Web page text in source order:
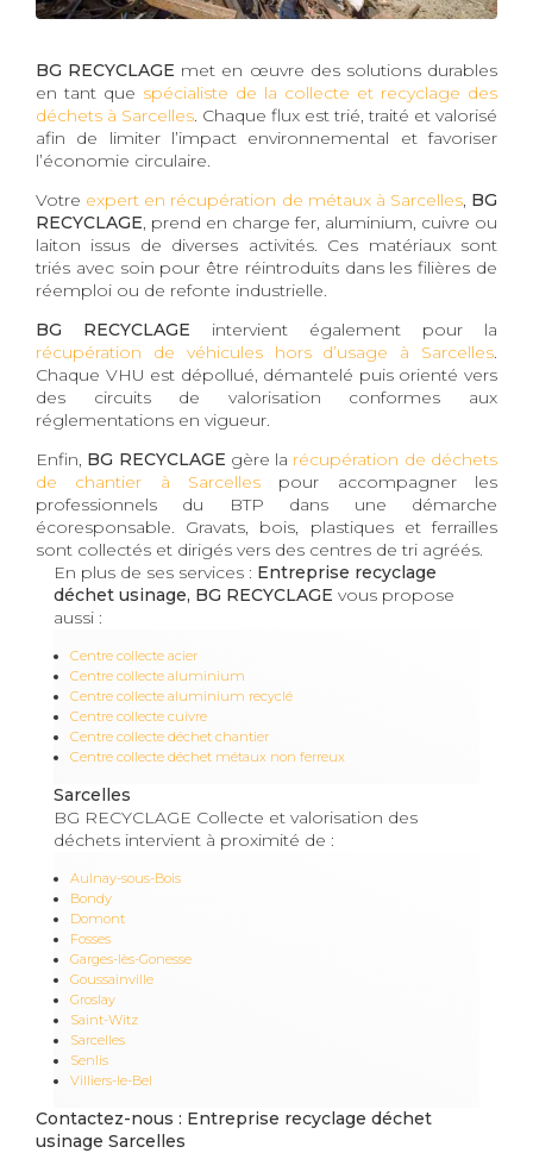
BG RECYCLAGE met en œuvre des solutions durables
en tant que spécialiste de la collecte et recyclage des
déchets à Sarcelles. Chaque flux est trié, traité et valorisé
afin de limiter l’impact environnemental et favoriser
l’économie circulaire.
Votre expert en récupération de métaux à Sarcelles, BG
RECYCLAGE, prend en charge fer, aluminium, cuivre ou
laiton issus de diverses activités. Ces matériaux sont
triés avec soin pour être réintroduits dans les filières de
réemploi ou de refonte industrielle.
BG RECYCLAGE intervient également pour la
récupération de véhicules hors d’usage à Sarcelles.
Chaque VHU est dépollué, démantelé puis orienté vers
des circuits de valorisation conformes aux
réglementations en vigueur.
Enfin, BG RECYCLAGE gère la récupération de déchets
de chantier à Sarcelles pour accompagner les
professionnels du BTP dans une démarche
écoresponsable. Gravats, bois, plastiques et ferrailles
sont collectés et dirigés vers des centres de tri agréés.
En plus de ses services : Entreprise recyclage
déchet usinage, BG RECYCLAGE vous propose
aussi :
Centre collecte acier
Centre collecte aluminium
Centre collecte aluminium recyclé
Centre collecte cuivre
Centre collecte déchet chantier
Centre collecte déchet métaux non ferreux
Sarcelles
BG RECYCLAGE Collecte et valorisation des
déchets intervient à proximité de :
Aulnay-sous-Bois
Bondy
Domont
Fosses
Garges-lès-Gonesse
Goussainville
Groslay
Saint-Witz
Sarcelles
Senlis
Villiers-le-Bel
Contactez-nous : Entreprise recyclage déchet
usinage Sarcelles